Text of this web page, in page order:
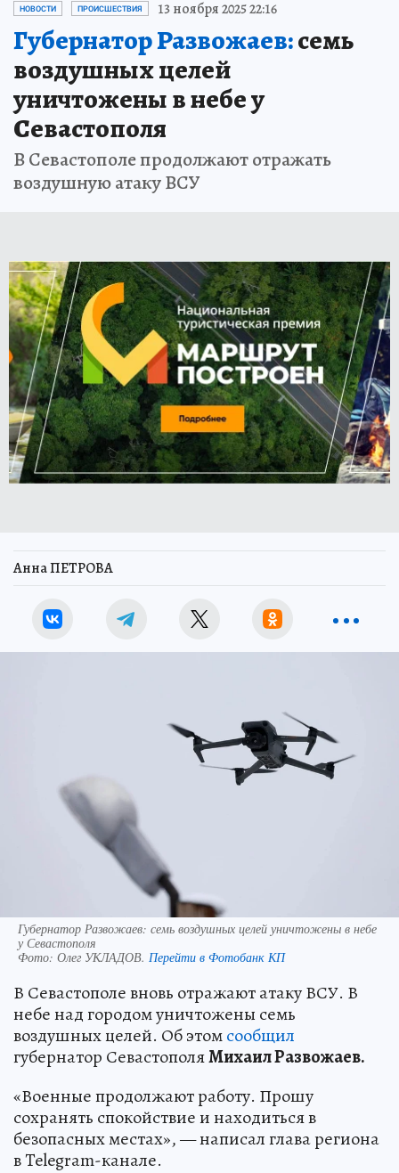
НОВОСТИ ПРОИСШЕСТВИЯ 13 ноября 2025 22:16
Губернатор Развожаев:семь
воздушных целей
уничтожены в небе у
Севастополя
В Севастополе продолжают отражать
воздушную атаку ВСУ
Анна ПЕТРОВА
Губернатор Развожаев: семь воздушных целей уничтожены в небе
у Севастополя
Фото: Олег УКЛАДОВ. Перейти в Фотобанк КП
В Севастополе вновь отражают атаку ВСУ. В
небе над городом уничтожены семь
воздушных целей. Об этомсообщил
губернатор СевастополяМихаил Развожаев.
«Военные продолжают работу. Прошу
сохранять спокойствие и находиться в
безопасных местах», — написал глава региона
в Telegram-канале.